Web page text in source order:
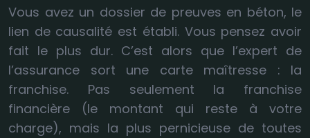
Vous avez un dossier de preuves en béton, le
lien de causalité est établi. Vous pensez avoir
fait le plus dur. C’est alors que l’expert de
l’assurance sort une carte maîtresse : la
franchise. Pas seulement la franchise
financière (le montant qui reste à votre
charge), mais la plus pernicieuse de toutes